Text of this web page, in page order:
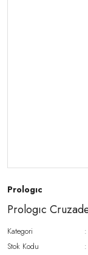
Prologıc
Prologıc
Kategori
Stok Kodu